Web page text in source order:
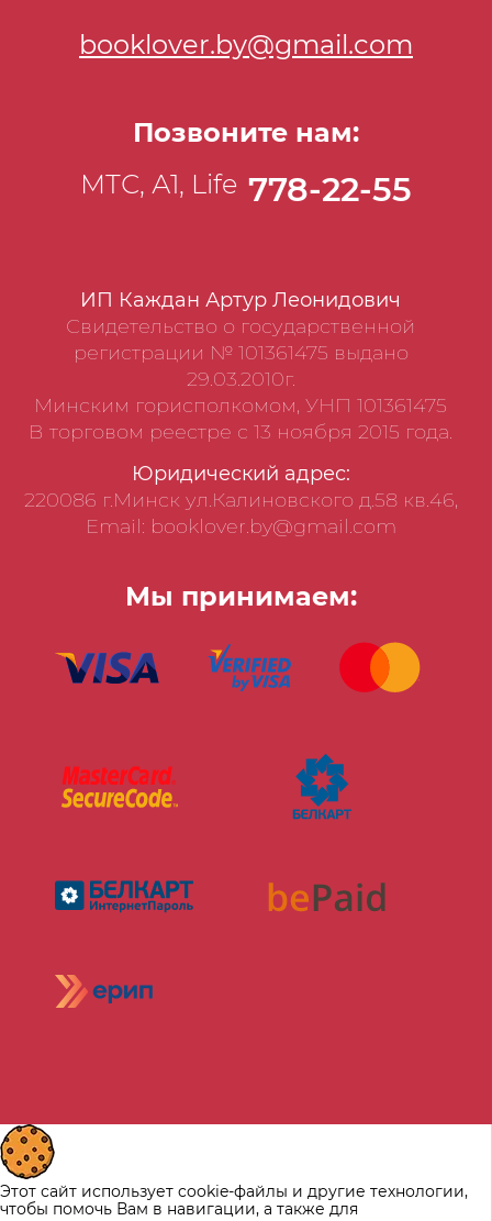
ИП Каждан Артур Леонидович
Свидетельство о государственной
регистрации № 101361475 выдано
29.03.2010г.
Минским горисполкомом, УНП 101361475
В торговом реестре с 13 ноября 2015 года.
Юридический адрес:
220086 г.Минск ул.Калиновского д.58 кв.46,
Email: booklover.by@gmail.com
Мы принимаем:
booklover.by@gmail.com
Позвоните нам:
МТС, А1, Life 778-22-55
Этот сайт использует cookie-файлы и другие технологии,
чтобы помочь Вам в навигации, а также для